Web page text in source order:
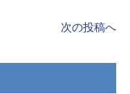
次の投稿へ